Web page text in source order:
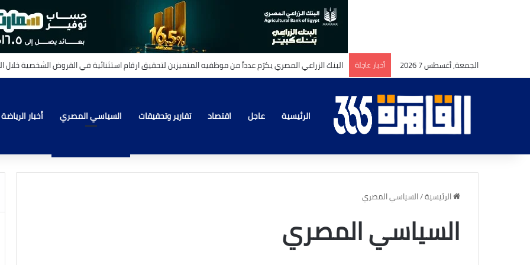
الجمعة, أغسطس 7 2026 أخبار عاجلة
الرئيسية عاجل اقتصاد تقارير وتحقيقات السياسي المصري أخبار الرياضة
الرئيسية/السياسي المصري
السياسي المصري